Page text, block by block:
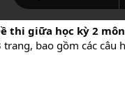
thi giữa học kỳ 2 môn
bao gồm các